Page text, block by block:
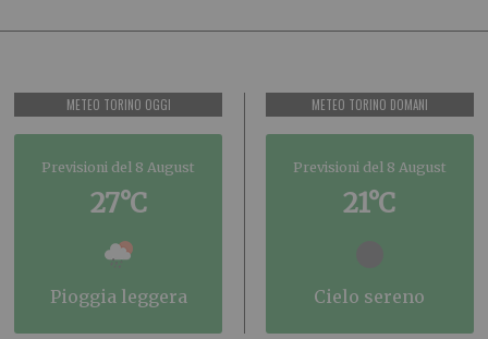
METEO TORINO OGGI
Previsioni del 8 August
27°C
pioggia leggera
METEO TORINO DOMANI
Previsioni del 8 August
21°C
cielo sereno